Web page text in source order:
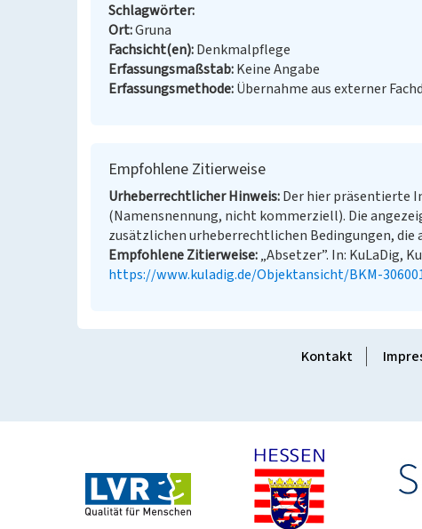
Schlagwörter
Ort Gruna
Fachsicht(en) Denkmalpflege
Erfassungsmaßstab Keine Angabe
Erfassungsmethode Übernahme aus externer
Empfohlene Zitierweise
Urheberrechtlicher Hinweis Der hier präsentierte
(Namensnennung, nicht kommerziell). Die
zusätzlichen urheberrechtlichen Bedingungen, die
Empfohlene Zitierweise „Absetzer”. In: KuLaDig,
https://www.kuladig.de/Objektansicht/BKM-
Kontakt